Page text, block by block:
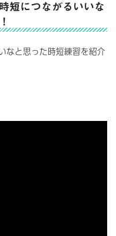
短につながるいいな
なと思った時短練習を紹介